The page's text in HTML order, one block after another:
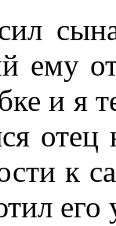
ему
и я
отец
к
его